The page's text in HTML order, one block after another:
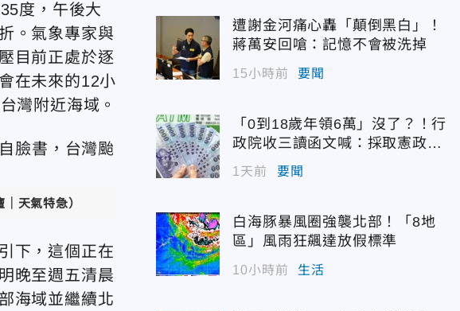
度，午後大
。氣象專家與
目前正處於逐
在未來的12小
灣附近海域。
天氣特急）
下，這個正在
晚至週五清晨
海域並繼續北
遭謝金河痛心轟「顛倒黑白」！
蔣萬安回嗆：記憶不會被洗掉
15小時前 要聞
「0到18歲年領6萬」沒了？！行
政院收三讀函文喊：採取憲政作
1天前 要聞
白海豚暴風圈強襲北部！「8地
區」風雨狂飆達放假標準
10小時前 生活